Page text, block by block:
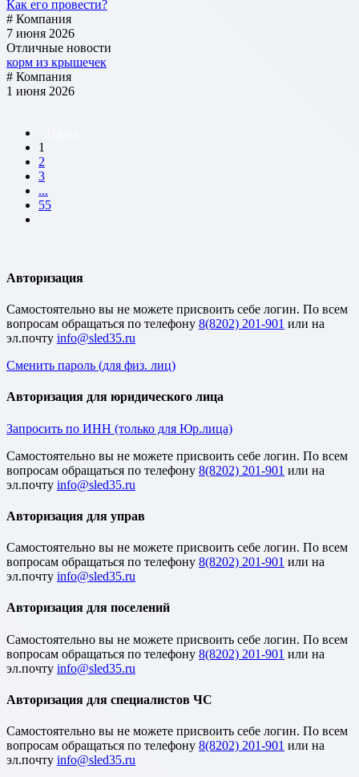
Как его провести?
# Компания
7 июня 2026
Отличные новости
корм из крышечек
# Компания
1 июня 2026
1
2
3
...
55
Авторизация
Cамостоятельно вы не можете присвоить себе логин. По всем
вопросам обращаться по телефону 8(8202) 201-901 или на
эл.почту
Сменить пароль (для физ. лиц)
Авторизация для юридического лица
Запросить по ИНН (только для Юр.лица)
Cамостоятельно вы не можете присвоить себе логин. По всем
вопросам обращаться по телефону 8(8202) 201-901 или на
эл.почту
Авторизация для управ
Cамостоятельно вы не можете присвоить себе логин. По всем
вопросам обращаться по телефону 8(8202) 201-901 или на
эл.почту
Авторизация для поселений
Cамостоятельно вы не можете присвоить себе логин. По всем
вопросам обращаться по телефону 8(8202) 201-901 или на
эл.почту
Авторизация для специалистов ЧС
Cамостоятельно вы не можете присвоить себе логин. По всем
вопросам обращаться по телефону 8(8202) 201-901 или на
эл.почту